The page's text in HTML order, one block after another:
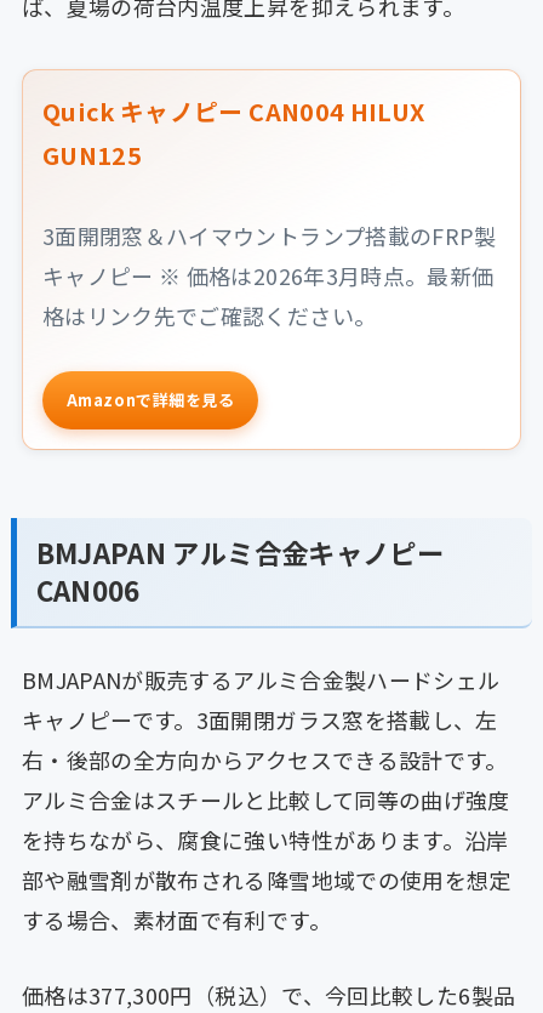
Quick キャノピー CAN004 HILUX
GUN125
3面開閉窓＆ハイマウントランプ搭載のFRP製
キャノピー ※ 価格は2026年3月時点。最新価
格はリンク先でご確認ください。
Amazonで詳細を見る
BMJAPAN アルミ合金キャノピー
CAN006
BMJAPANが販売するアルミ合金製ハードシェル
キャノピーです。3面開閉ガラス窓を搭載し、左
右・後部の全方向からアクセスできる設計です。
アルミ合金はスチールと比較して同等の曲げ強度
を持ちながら、腐食に強い特性があります。沿岸
部や融雪剤が散布される降雪地域での使用を想定
する場合、素材面で有利です。
価格は377,300円（税込）で、今回比較した6製品